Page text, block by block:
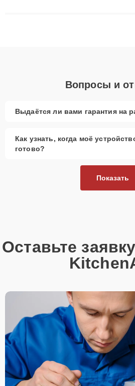
Вопросы и
Выдаётся ли вами гарантия на
Как узнать, когда моё
готово?
Показать
Оставьте